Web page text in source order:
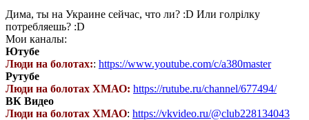
Дима, ты на Украине сейчас, что ли? :D Или голрiлку
потребляешь? :D
Мои каналы:
Ютубе
Люди на болотах:: https://www.youtube.com/c/a380master
Рутубе
Люди на болотах ХМАО: https://rutube.ru/channel/677494/
ВК Видео
Люди на болотах ХМАО: https://vkvideo.ru/@club228134043